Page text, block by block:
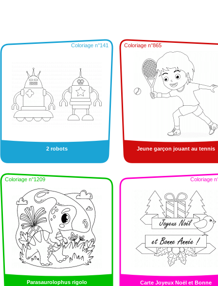
Coloriage n°141
2 robots
Coloriage n°865
Jeune garçon jouant au tennis
Coloriage n°1209
Parasaurolophus rigolo
Coloriage
Carte Joyeux Noël et Bonne